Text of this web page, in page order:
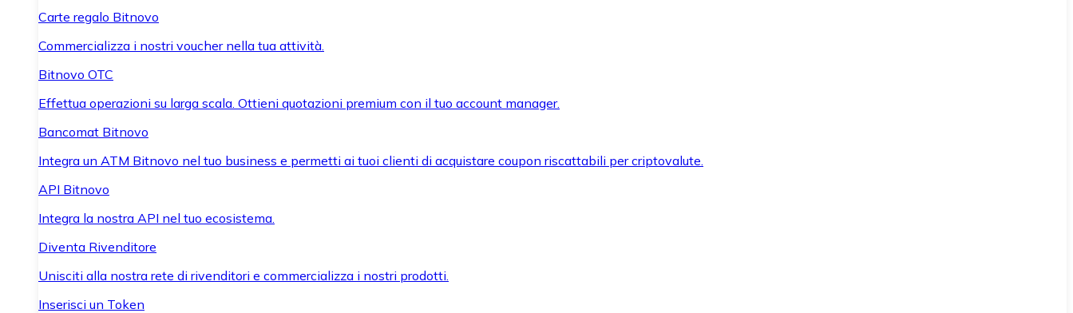
Carte regalo Bitnovo
Commercializza i nostri voucher nella tua attività.
Bitnovo OTC
Effettua operazioni su larga scala. Ottieni quotazioni premium con il tuo account manager.
Bancomat Bitnovo
Integra un ATM Bitnovo nel tuo business e permetti ai tuoi clienti di acquistare coupon riscattabili per criptovalute.
API Bitnovo
Integra la nostra API nel tuo ecosistema.
Diventa Rivenditore
Unisciti alla nostra rete di rivenditori e commercializza i nostri prodotti.
Inserisci un Token